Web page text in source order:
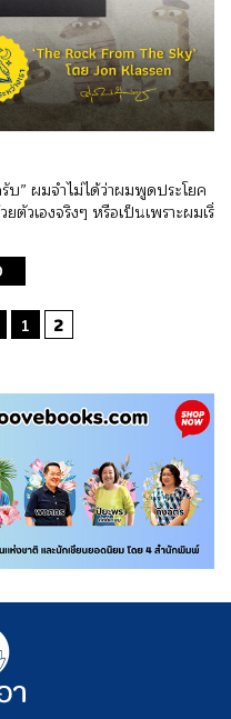
” ผมจำไม่ได้ว่าผมพูดประโยค
วเองจริงๆ หรือเป็นเพราะผมเริ่
1 2